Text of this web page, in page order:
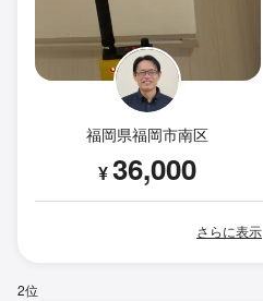
福岡県福岡市南区
¥36,000
さらに表示
2位